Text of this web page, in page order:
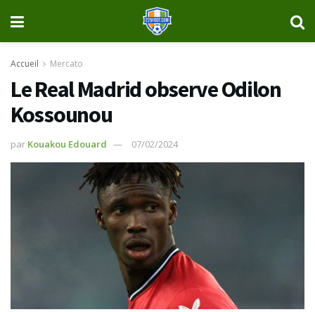
Accueil Mercato
Le Real Madrid observe Odilon
Kossounou
par Kouakou Edouard 07/02/2024